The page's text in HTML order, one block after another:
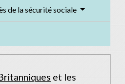
de la sécurité sociale
et les